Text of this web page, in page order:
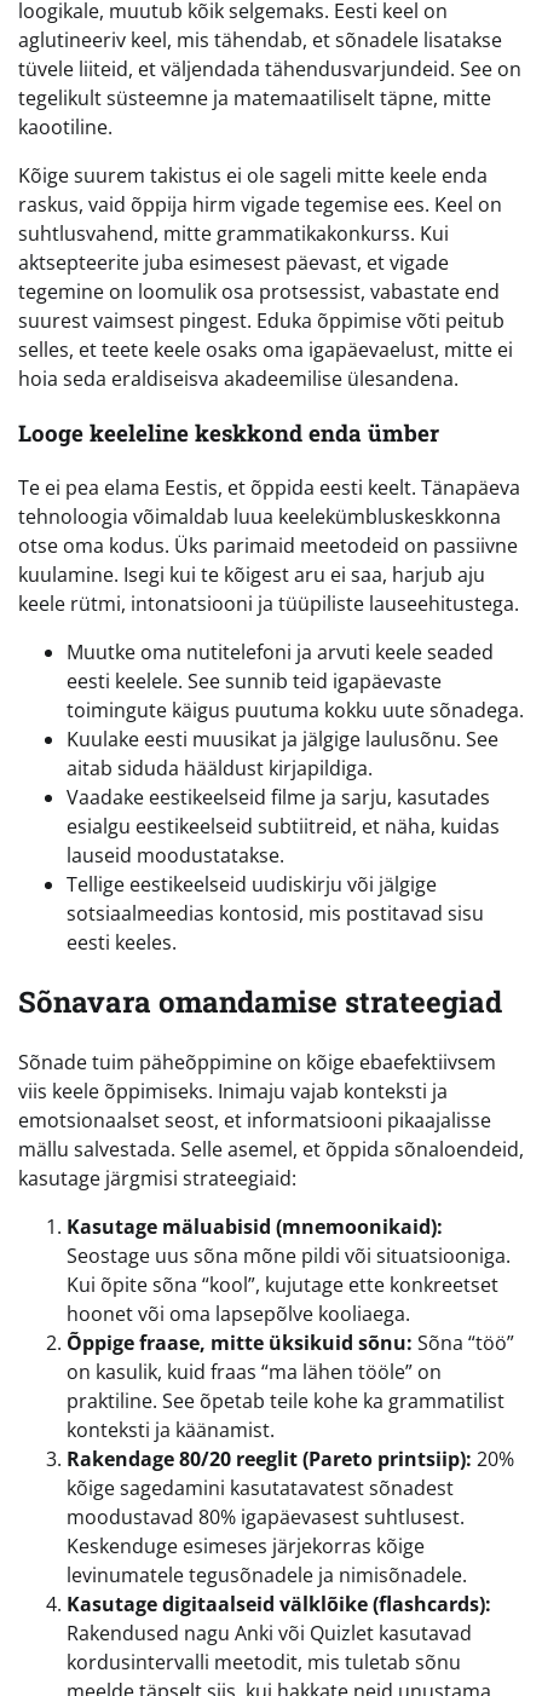
loogikale, muutub kõik selgemaks. Eesti keel on
aglutineeriv keel, mis tähendab, et sõnadele lisatakse
tüvele liiteid, et väljendada tähendusvarjundeid. See on
tegelikult süsteemne ja matemaatiliselt täpne, mitte
kaootiline.
Kõige suurem takistus ei ole sageli mitte keele enda
raskus, vaid õppija hirm vigade tegemise ees. Keel on
suhtlusvahend, mitte grammatikakonkurss. Kui
aktsepteerite juba esimesest päevast, et vigade
tegemine on loomulik osa protsessist, vabastate end
suurest vaimsest pingest. Eduka õppimise võti peitub
selles, et teete keele osaks oma igapäevaelust, mitte ei
hoia seda eraldiseisva akadeemilise ülesandena.
Looge keeleline keskkond enda ümber
Te ei pea elama Eestis, et õppida eesti keelt. Tänapäeva
tehnoloogia võimaldab luua keelekümbluskeskkonna
otse oma kodus. Üks parimaid meetodeid on passiivne
kuulamine. Isegi kui te kõigest aru ei saa, harjub aju
keele rütmi, intonatsiooni ja tüüpiliste lauseehitustega.
Muutke oma nutitelefoni ja arvuti keele seaded
eesti keelele. See sunnib teid igapäevaste
toimingute käigus puutuma kokku uute sõnadega.
Kuulake eesti muusikat ja jälgige laulusõnu. See
aitab siduda hääldust kirjapildiga.
Vaadake eestikeelseid filme ja sarju, kasutades
esialgu eestikeelseid subtiitreid, et näha, kuidas
lauseid moodustatakse.
Tellige eestikeelseid uudiskirju või jälgige
sotsiaalmeedias kontosid, mis postitavad sisu
eesti keeles.
Sõnavara omandamise strateegiad
Sõnade tuim päheõppimine on kõige ebaefektiivsem
viis keele õppimiseks. Inimaju vajab konteksti ja
emotsionaalset seost, et informatsiooni pikaajalisse
mällu salvestada. Selle asemel, et õppida sõnaloendeid,
kasutage järgmisi strateegiaid:
Kasutage mäluabisid (mnemoonikaid):
Seostage uus sõna mõne pildi või situatsiooniga.
Kui õpite sõna “kool”, kujutage ette konkreetset
hoonet või oma lapsepõlve kooliaega.
Õppige fraase, mitte üksikuid sõnu: Sõna “töö”
on kasulik, kuid fraas “ma lähen tööle” on
praktiline. See õpetab teile kohe ka grammatilist
konteksti ja käänamist.
Rakendage 80/20 reeglit (Pareto printsiip): 20%
kõige sagedamini kasutatavatest sõnadest
moodustavad 80% igapäevasest suhtlusest.
Keskenduge esimeses järjekorras kõige
levinumatele tegusõnadele ja nimisõnadele.
Kasutage digitaalseid välklõike (flashcards):
Rakendused nagu Anki või Quizlet kasutavad
kordusintervalli meetodit, mis tuletab sõnu